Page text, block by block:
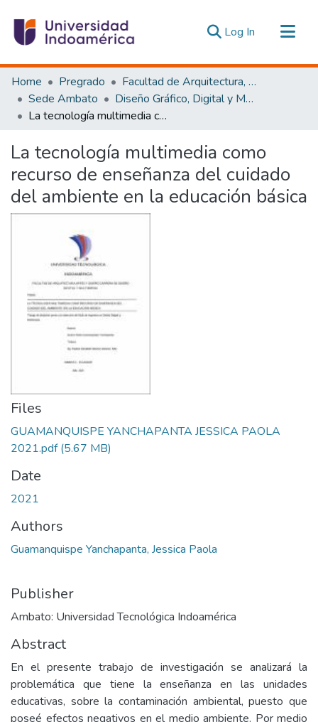
Log In (current)
Communities & Collections
All of DSpace
Statistics
Estadísticas Externas
Home Pregrado
Facultad de Arquitectura, Artes y Diseño
Sede Ambato
Diseño Gráfico, Digital y Multimedia Ambato
La tecnología multimedia como recurso de enseñanza del cuidado del ambiente en la educación básica
La tecnología multimedia como
recurso de enseñanza del cuidado
del ambiente en la educación básica
Files
GUAMANQUISPE YANCHAPANTA JESSICA PAOLA
2021.pdf(5.67 MB)
Date
2021
Authors
Guamanquispe Yanchapanta, Jessica Paola
Publisher
Ambato: Universidad Tecnológica Indoamérica
Abstract
En el presente trabajo de investigación se analizará la
problemática que tiene la enseñanza en las unidades
educativas, sobre la contaminación ambiental, puesto que
poseé efectos negativos en el medio ambiente. Por medio